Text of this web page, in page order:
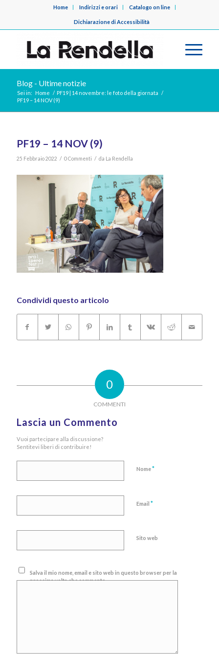
Home Indirizzi e orari Catalogo on line
Dichiarazione di Accessibilità
Blog - Ultime notizie
Sei in: Home / PF19 | 14 novembre: le foto della giornata /
PF19 – 14 NOV (9)
PF19 – 14 NOV (9)
25 Febbraio 2022 / 0 Commenti / da La Rendella
Condividi questo articolo
0
COMMENTI
Lascia un Commento
Vuoi partecipare alla discussione?
Sentitevi liberi di contribuire!
Nome*
Email *
Sito web
Salva il mio nome, email e sito web in questo browser per la
prossima volta che commento.